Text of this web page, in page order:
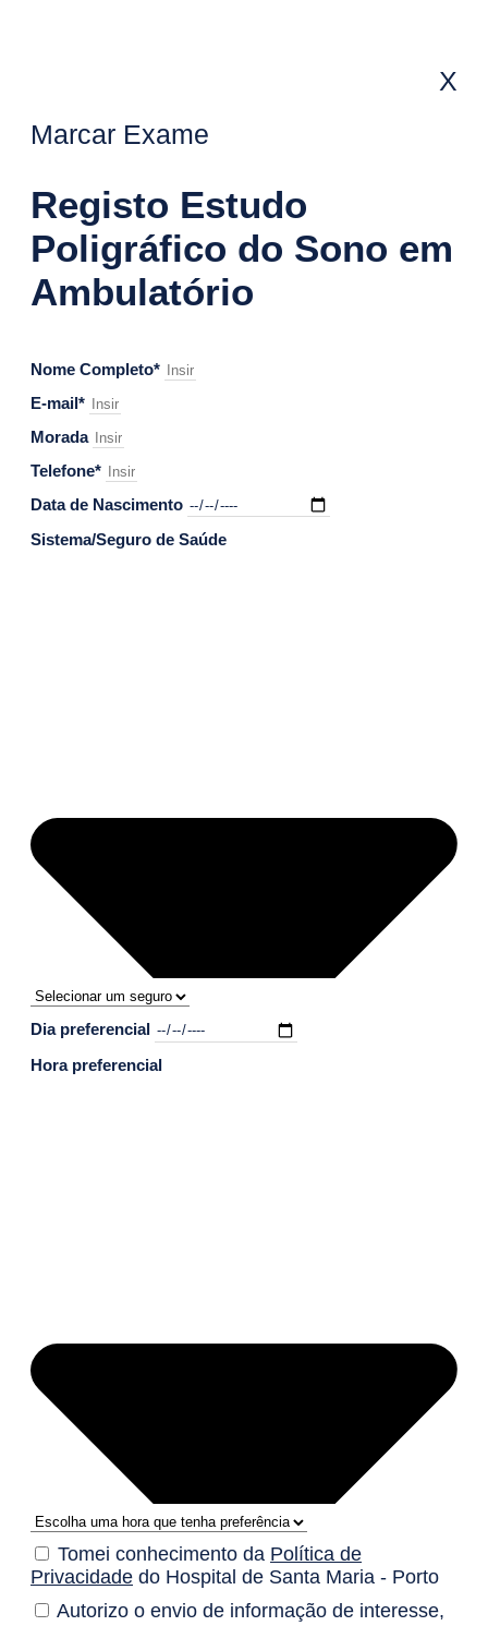
X
Marcar Exame
Registo Estudo
Poligráfico do Sono em
Ambulatório
Nome Completo*
E-mail*
Morada
Telefone*
Data de Nascimento
Sistema/Seguro de Saúde
Dia preferencial
Hora preferencial
Tomei conhecimento da Política de
Privacidade do Hospital de Santa Maria - Porto
Autorizo o envio de informação de interesse,